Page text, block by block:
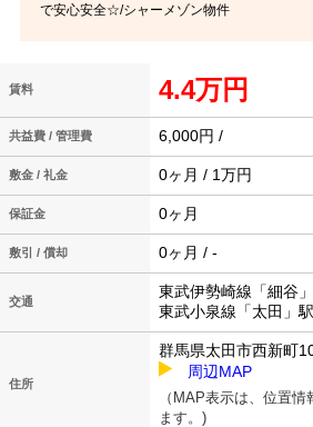
で安心安全☆/シャーメゾン物件
賃料 4.4万円
共益費 / 管理費 6,000円 /
敷金 / 礼金 0ヶ月 / 1万円
保証金 0ヶ月
敷引 / 償却 0ヶ月 / -
交通
東武伊勢崎線「細谷
東武小泉線「太田」
住所
群馬県太田市西新町
周辺MAP
（MAP表示は、位置
ます。)